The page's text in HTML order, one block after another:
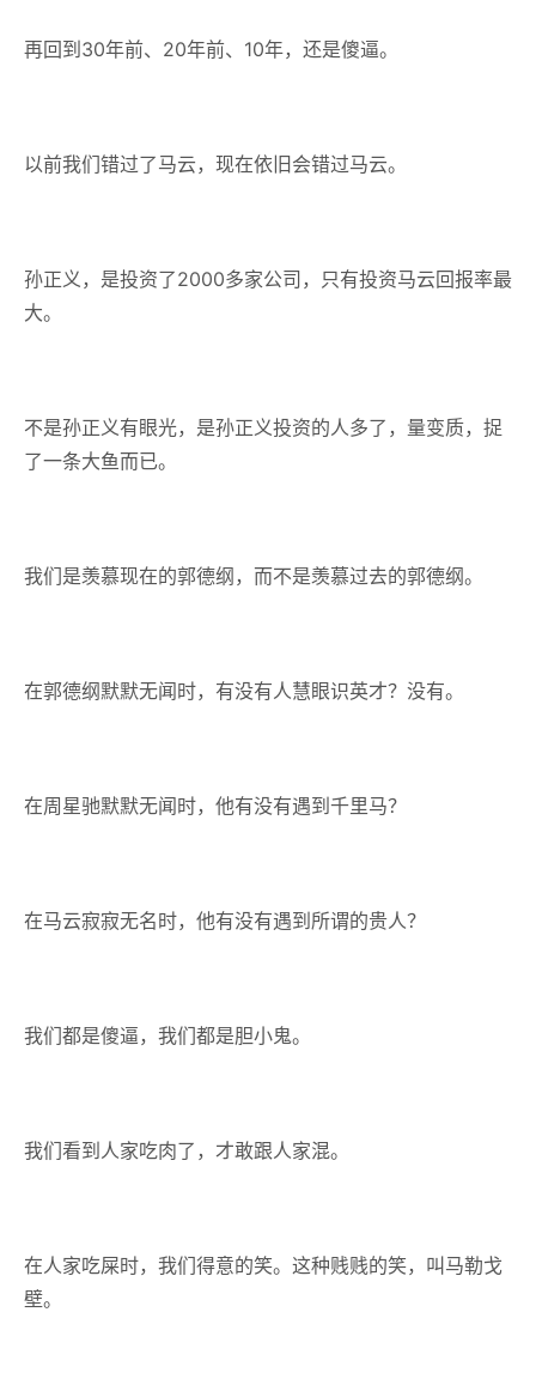
再回到30年前、20年前、10年，还是傻逼。
以前我们错过了马云，现在依旧会错过马云。
孙正义，是投资了2000多家公司，只有投资马云回报率最
大。
不是孙正义有眼光，是孙正义投资的人多了，量变质，捉
了一条大鱼而已。
我们是羡慕现在的郭德纲，而不是羡慕过去的郭德纲。
在郭德纲默默无闻时，有没有人慧眼识英才？没有。
在周星驰默默无闻时，他有没有遇到千里马？
在马云寂寂无名时，他有没有遇到所谓的贵人？
我们都是傻逼，我们都是胆小鬼。
我们看到人家吃肉了，才敢跟人家混。
在人家吃屎时，我们得意的笑。这种贱贱的笑，叫马勒戈
壁。